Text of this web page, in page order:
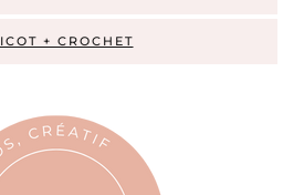
+ CROCHET